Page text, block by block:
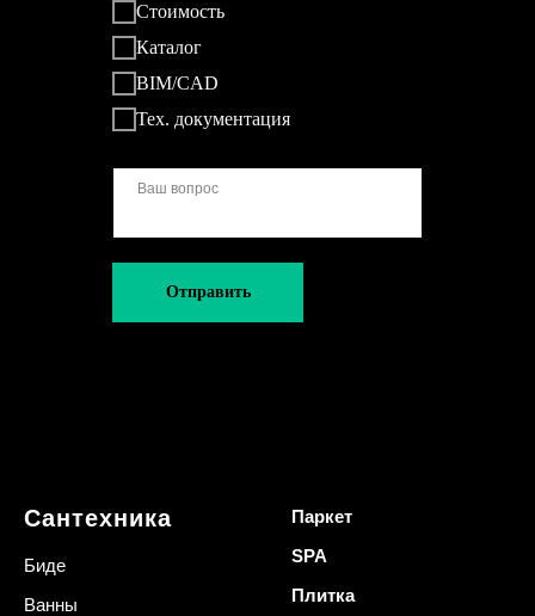
Стоимость
Каталог
BIM/CAD
Тех. документация
Отправить
Сантехника
Биде
Ванны
Паркет
SPA
Плитка